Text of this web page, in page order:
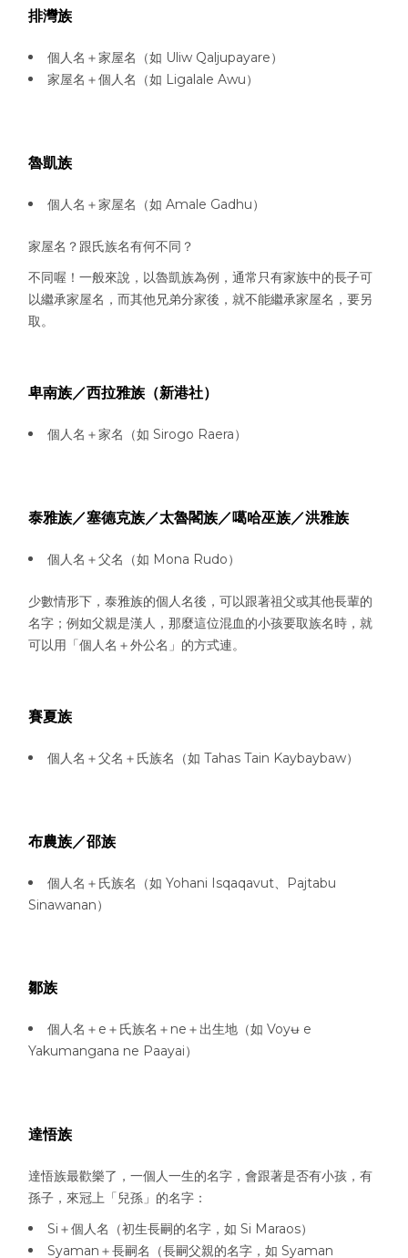
排灣族
個人名＋家屋名（如 Uliw Qaljupayare）
家屋名＋個人名（如 Ligalale Awu）
魯凱族
個人名＋家屋名（如 Amale Gadhu）
家屋名？跟氏族名有何不同？
不同喔！一般來說，以魯凱族為例，通常只有家族中的長子可
以繼承家屋名，而其他兄弟分家後，就不能繼承家屋名，要另
取。
卑南族／西拉雅族（新港社）
個人名＋家名（如 Sirogo Raera）
泰雅族／塞德克族／太魯閣族／噶哈巫族／洪雅族
個人名＋父名（如 Mona Rudo）
少數情形下，泰雅族的個人名後，可以跟著祖父或其他長輩的
名字；例如父親是漢人，那麼這位混血的小孩要取族名時，就
可以用「個人名＋外公名」的方式連。
賽夏族
個人名＋父名＋氏族名（如 Tahas Tain Kaybaybaw）
布農族／邵族
個人名＋氏族名（如 Yohani Isqaqavut、Pajtabu
Sinawanan）
鄒族
個人名＋e＋氏族名＋ne＋出生地（如 Voyʉ e
Yakumangana ne Paayai）
達悟族
達悟族最歡樂了，一個人一生的名字，會跟著是否有小孩，有
孫子，來冠上「兒孫」的名字：
Si＋個人名（初生長嗣的名字，如 Si Maraos）
Syaman＋長嗣名（長嗣父親的名字，如 Syaman